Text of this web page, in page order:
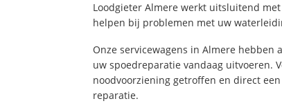
Loodgieter Almere werkt uitsluitend
helpen bij problemen met uw
Onze servicewagens in Almere
uw spoedreparatie vandaag uitvoeren.
noodvoorziening getroffen en direct
reparatie.